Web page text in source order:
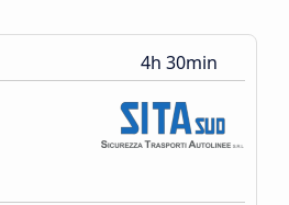
4h 30min